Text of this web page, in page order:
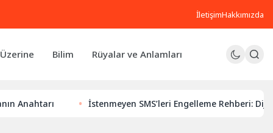
İletişimHakkımızda
Bilim Rüyalar ve Anlamları
İstenmeyen SMS’leri Engelleme Rehberi: Dijital